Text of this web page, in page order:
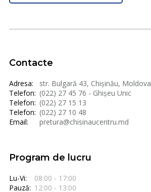
Contacte
Adresa:
str. Bulgară 43, Chișinău, Moldova
Telefon: (022) 27 45 76 - Ghișeu Unic
Telefon: (022) 27 15 13
Telefon: (022) 27 10 48
Email:
pretura@chisinaucentru.md
Program de lucru
Lu-Vi:
08:00 - 17:00
Pauză: 12:00 - 13:00